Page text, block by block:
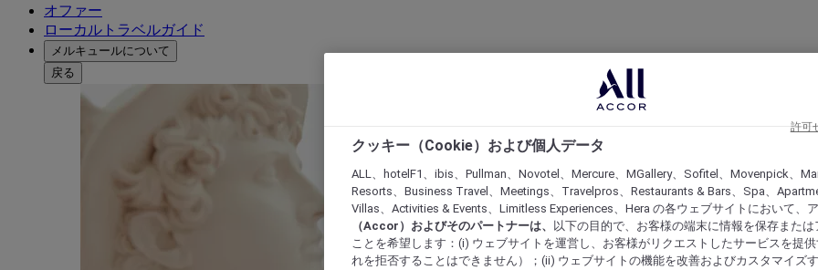
オファー
ローカルトラベルガイド
メルキュールについて
戻る
クッキー（Cookie）および個人データ
ALL、hotelF1、ibis、Pullman、Novotel、Mercure、MGallery、Sofitel、Movenpick、
Resorts、Business Travel、Meetings、Travelpros、Restaurants & Bars、Spa、
Villas、Activities & Events、Limitless Experiences、Hera の各ウェブサイトにおいて、
（Accor）およびそのパートナーは、
以下の目的で、お客様の端末に情報を保存または
ことを希望します：(i) ウェブサイトを運営し、お客様がリクエストしたサービスを提供
れを拒否することはできません）；(ii) ウェブサイトの機能を改善およびカスタマイズ
許可